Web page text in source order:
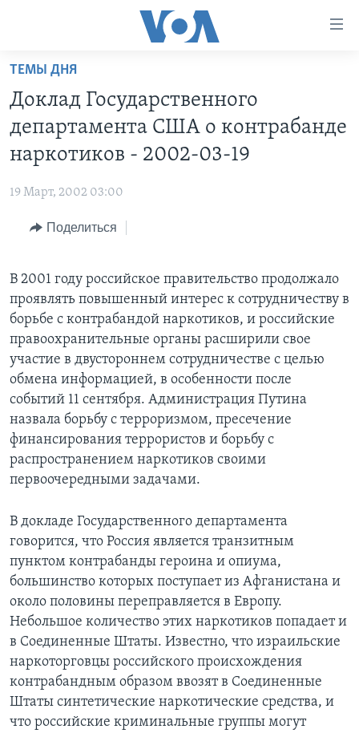
Перейти
основной
контент
Перейти
основной
навигации
Перейти
ПРОГРАММЫ
ИТОГИ
ПОЧЕМУ ЭТО ВАЖНО?
ДЕТАЛИ
НЬЮ-ЙОРК NEW YORK
АМЕРИКА. БОЛЬШОЕ ПУТЕШЕСТВИЕ
ПРОЕКТЫ
НАША АМЕРИКАНСКАЯ ИСТОРИЯ
А КАК В АМЕРИКЕ?
АМЕРИКАНСКИЕ ГОРОДКИ
ТЕСТЫ
ИНТЕРВЬЮ
ФАКТЫ ПРОТИВ ФЕЙКОВ
УЧИМ АНГЛИЙСКИЙ
ВИДЕО
ПОДПИСКА НА НОВОСТИ
Learning English
СОЦИАЛЬНЫЕ СЕТИ
ТЕМЫ ДНЯ
Доклад Государственного
департамента США о контрабанде
наркотиков - 2002-03-19
19 Март, 2002 03:00
Поделиться
В 2001 году российское правительство продолжало
проявлять повышенный интерес к сотрудничеству в
борьбе с контрабандой наркотиков, и российские
правоохранительные органы расширили свое
участие в двустороннем сотрудничестве с целью
обмена информацией, в особенности после
событий 11 сентября. Администрация Путина
назвала борьбу с терроризмом, пресечение
финансирования террористов и борьбу с
распространением наркотиков своими
первоочередными задачами.
В докладе Государственного департамента
говорится, что Россия является транзитным
пунктом контрабанды героина и опиума,
большинство которых поступает из Афганистана и
около половины переправляется в Европу.
Небольшое количество этих наркотиков попадает и
в Соединенные Штаты. Известно, что израильские
наркоторговцы российского происхождения
контрабандным образом ввозят в Соединенные
Штаты синтетические наркотические средства, и
что российские криминальные группы могут